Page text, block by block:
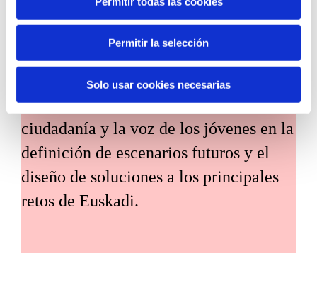
Permitir la selección
Solo usar cookies necesarias
Habitantes del futuro
Habitantes del Futuro es un espacio de
prospectiva ciudadana orientado a
introducir la participación de la
ciudadanía y la voz de los jóvenes en la
definición de escenarios futuros y el
diseño de soluciones a los principales
retos de Euskadi.